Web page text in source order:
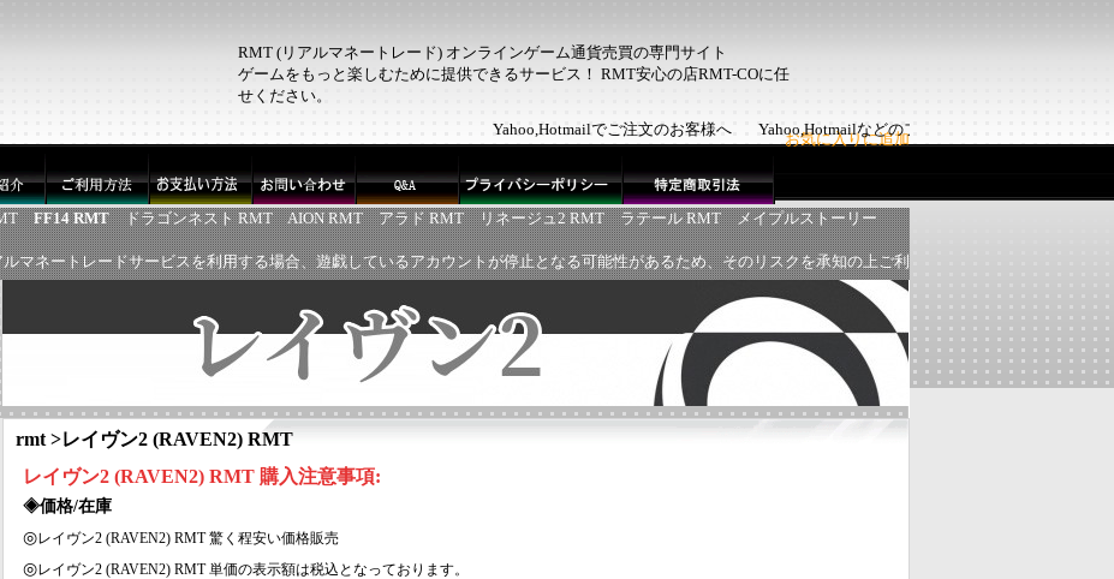
RMT (リアルマネートレード) オンラインゲーム通貨売買の専門サイト
ゲームをもっと楽しむために提供できるサービス！ RMT安心の店RMT-COに任
せください。
お気に入りに追加
Yahoo,Hotmailでご注文のお客様へ Yahoo,Hotmailなどのフリーメールでご注文のお客様
FF14 RMT ドラゴンネスト RMT AION RMT アラド RMT リネージュ2 RMT ラテール RMT
メイプルストーリー
マネートレードサービスを利用する場合、遊戯しているアカウントが停止となる可能性があるため、そのリスクを承知の上ご利
rmt >レイヴン2 (RAVEN2) RMT
レイヴン2 (RAVEN2) RMT 購入注意事項:
◈価格/在庫
◎レイヴン2 (RAVEN2) RMT 驚く程安い価格販売
◎レイヴン2 (RAVEN2) RMT 単価の表示額は税込となっております。